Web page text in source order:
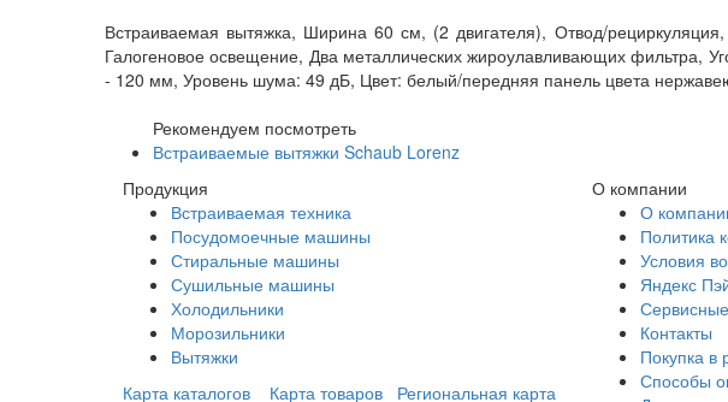
Встраиваемая вытяжка, Ширина 60 см, (2 двигателя), Отвод/
Галогеновое освещение, Два металлических жироулавливающих фильтра,
- 120 мм, Уровень шума: 49 дБ, Цвет: белый/передняя панель цвета
Рекомендуем посмотреть
Встраиваемые вытяжки Schaub Lorenz
Продукция
О компании
Встраиваемая техника
Посудомоечные машины
Стиральные машины
Сушильные машины
Холодильники
Морозильники
Вытяжки
Карта каталогов
Карта товаров Региональная карта
О
Политика
Условия
Яндекс
Контакты
Покупка в
Способы